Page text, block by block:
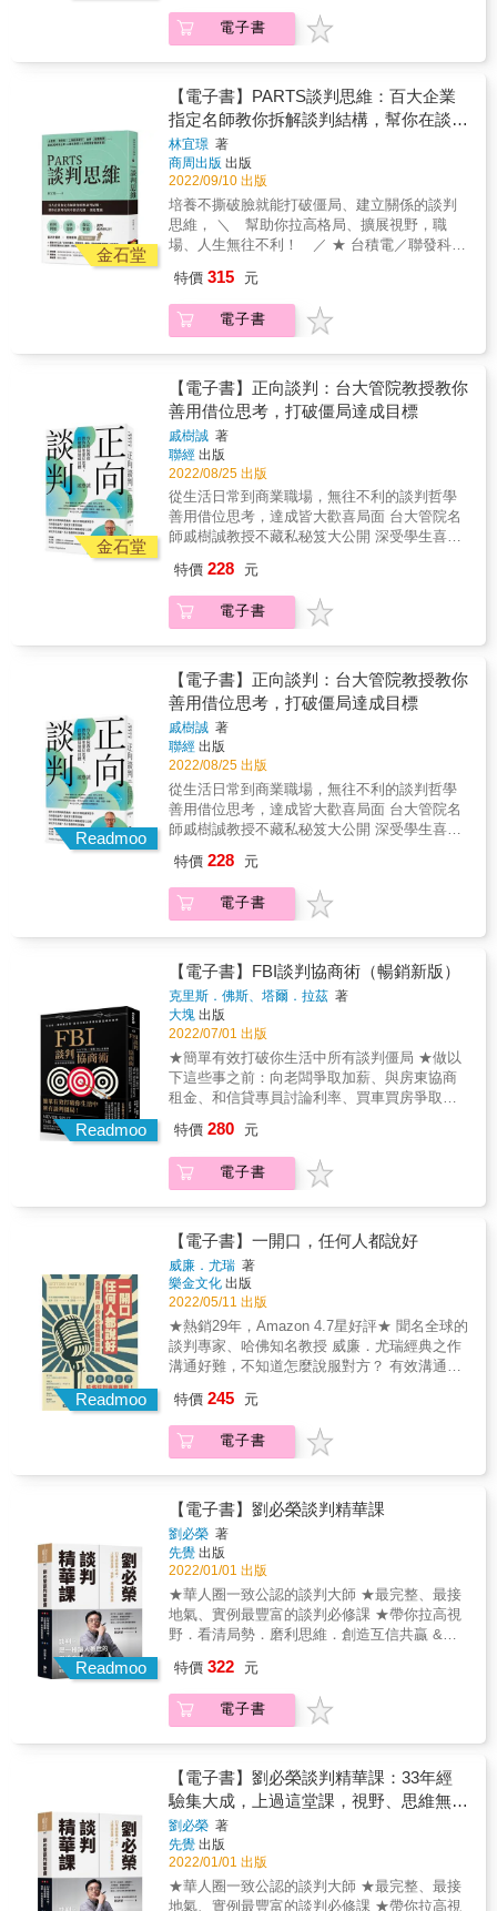
本書！）&&【本書特色】1.國際頂尖談判專家
第一手教學，讓你從餐桌到戰場，都能達成有
利的談判！《時代》雜誌曾指出，「如果你正
處於一場改變人生的關鍵談判，你會希望坐在
你身旁的就是賀伯．科恩！」賀伯身經千百
戰，談判資歷50年，更是美國三屆總統御用談
判智囊。現在，你有機會從他身上學到談判的
精髓！他的經驗和專業知識將幫助你在談判桌
上占據主導位置，迎來更大的成功。&2. 大師
級50年談判經驗淬鍊出的談判原則全收錄●談判
的三個關鍵變數●該不該談判的重要提問●讓你
談出優勢的最佳攻略●你可以在談判中善用的14
種力量●規劃與掌握談判的最佳時程●如何找到
贏得談判的蛛絲馬跡●認出非輸即贏的談判手
法，避免受害●對手也可以是盟友，只要滿足對
方需求●如何達成讓雙方都滿意的談判雙贏●電
贏面大增&3.談判不是硬梆梆的文字話術，而是
活生生的心理戰術透過許多近在眼前的生活案
例，教你如何充分準備並制定有效的談判策
略，同時在談判過程中保持冷靜和自信。你將
學會應對各種複雜情境，包括對手的挑戰、僵
局的突破，以及將談判價值最大化的技巧。無
論是商業談判抑或日常生活中的協商，這些技
巧都將讓你成為一位不僅優秀且富同理心的談
判高手！&&【Amazon讀者好評推薦】「正如
賀伯所指出的，我們在生活中無所不談判！如
少。如果你想成為一位出色、甚至是優秀的談
判者，請閱讀這本書！我向每個人推薦它，而
且自從我的女兒們學會說話起，我就一直向她
情了！這是一本既有趣又充滿實用訊息的好
書！」──Judson Somerville MD review
rank&「這本書讓談判這門學問變得基本易懂且
可以融入日常生活。我們經常進行談判，無論
是決定晚餐去哪裡、爭取商店的折扣還是爭取
加薪。其中的關鍵要點是：盡力理解對方想要
什麼，讓對方投入談判過程並將其個人化。整
體來說，這是一本很棒的書。」──匿名讀者
的思維框架中的人，無論你的信念如何根深柢
固，這本書都能讓你打開眼界，幫助你獲得比
以往更大的成就。它不僅教導了我們，在看似
刻在石頭上的事情中，當你弄清對方真正想要
新審視自己能為談判帶來什麼。每個人都應該
擁有這本書，以便不斷參考。」──Claudia
Strasbaugh
★ 從商業實戰到生活應用，最強分析工具「談
判計畫表」，幫你精準診斷每一次談判 好評推
創意執行長／先勢集團共同創辦人 蘇益賢｜臨
床心理師 ▍談判不是拚輸贏，而是好好喬事情
你對談判的印象是什麼呢？是針鋒相對、互不
相讓？還是爾虞我詐、心懷鬼胎？談判，並非
一定得要殺氣騰騰、無所不用其極只為了從對
方嘴裡多搶下一塊肉來。談判，是透過溝通和
交換，讓彼此生活變得更美好。學習談判，不
是為了佔人便宜，而是希望皆大歡喜。 ▍為什
麼應該多多談、主動談、好好談？ ◆ 該談卻沒
談的狀況比想像的多得多 ◆ 好好談不是穩贏，
下來的每一分錢都是淨利 ◆ 談判是機器無法取
代的關鍵能力 ◆ 談判讓你重新找回對生活的控
制權 ▍利用PARTS談判思維幫助你拆解、解決
與、有決定權的又是誰 ◆ A（談判籌碼）│參
與談判能帶來什麼價值、離開談判又有什麼損
失 ◆ R（規則） &│談判依循什麼規則、規
則由誰決定、規則是否能改變 ◆ T（戰
術） &│想要改變結果，得改變事實或是改
變認知 ◆ S（議題） &│議題多元才更有機
會達成雙贏 ▍PARTS思維不僅能在談判時派上
用場，也同樣可以運用在生活上的各種疑難雜
好！ &
電子書
金石堂
【電子書】PARTS談判思維：百大企業
指定名師教你拆解談判結構，幫你在談判
攻防中搶佔先機、創造雙贏
林宜璟 著
商周出版 出版
2022/09/10 出版
培養不撕破臉就能打破僵局、建立關係的談判
思維， ＼ 幫助你拉高格局、擴展視野，職
場、人生無往不利！ ／ ★ 台積電／聯發科／
超過300家企業、上萬名專業人士親身實證！
★ 從商業實戰到生活應用，最強分析工具「談
判計畫表」，幫你精準診斷每一次談判 好評推
創意執行長／先勢集團共同創辦人 蘇益賢｜臨
床心理師 ▍談判不是拚輸贏，而是好好喬事情
你對談判的印象是什麼呢？是針鋒相對、互不
相讓？還是爾虞我詐、心懷鬼胎？談判，並非
一定得要殺氣騰騰、無所不用其極只為了從對
方嘴裡多搶下一塊肉來。談判，是透過溝通和
交換，讓彼此生活變得更美好。學習談判，不
是為了佔人便宜，而是希望皆大歡喜。 ▍為什
麼應該多多談、主動談、好好談？ ◆ 該談卻沒
談的狀況比想像的多得多 ◆ 好好談不是穩贏，
下來的每一分錢都是淨利 ◆ 談判是機器無法取
代的關鍵能力 ◆ 談判讓你重新找回對生活的控
制權 ▍利用PARTS談判思維幫助你拆解、解決
與、有決定權的又是誰 ◆ A（談判籌碼）│參
與談判能帶來什麼價值、離開談判又有什麼損
失 ◆ R（規則） &│談判依循什麼規則、規
則由誰決定、規則是否能改變 ◆ T（戰
術） &│想要改變結果，得改變事實或是改
變認知 ◆ S（議題） &│議題多元才更有機
會達成雙贏 ▍PARTS思維不僅能在談判時派上
用場，也同樣可以運用在生活上的各種疑難雜
好！ &
特價 315 元
電子書
金石堂
【電子書】正向談判：台大管院教授教你
善用借位思考，打破僵局達成目標
戚樹誠 著
聯經 出版
2022/08/25 出版
從生活日常到商業職場，無往不利的談判哲學
善用借位思考，達成皆大歡喜局面 台大管院名
師戚樹誠教授不藏私秘笈大公開 深受學生喜
我日常之間。 不論在職場開口加薪、買賣議價
或是人際相處上， 用彈性靈活的方式運用談判
理論，就能創造令人驚訝的理想結果！ 戚樹誠
入，指引何謂正向談判！ 《正向談判》從談判
策略與技巧、影響談判的個人因素到情境態
勢，將協商談判從一種「談判術」、「對立」
的層次，提升至「價值創造」、「互利共容」
的境界，並帶你成為一位真誠領導者。 ▍【善
用互惠原則，得到你應得的餅】 設定好底線，
在對方讓步時也做出相對應的回應，進而達成
交易。 ▍【一起把餅做大，你好我好大家都
好】 不要放棄整合的機會，善用權宜合約打破
僵局。 ▍【自己談不來，就尋求幫助】 找代理
方。 ▍【按捺不住心中怒火，請一定要穩定情
緒】 不要讓生氣的談判對手得逞，將對方的攻
擊目標轉移，化解一觸即發的戰況。 ● 「談判
場實例，讓讀者身歷其境所述的理論與知識。
● 淺顯易懂且系統性地介紹談判基本觀念，釐
清談判的概念，不被話術所迷惑。 ● 寫給最具
人情味的台灣人，不是要咄咄逼人，而是有創
意的協商。 ◤本書適用於所有人，談判新手也
不用害怕。學會談判技巧、能夠說服他人並獲
取所需，在與人溝通上將更有自信與把握。◢
特價 228 元
電子書
Readmoo
【電子書】正向談判：台大管院教授教你
善用借位思考，打破僵局達成目標
戚樹誠 著
聯經 出版
2022/08/25 出版
從生活日常到商業職場，無往不利的談判哲學
善用借位思考，達成皆大歡喜局面 台大管院名
師戚樹誠教授不藏私秘笈大公開 深受學生喜
我日常之間。 不論在職場開口加薪、買賣議價
或是人際相處上， 用彈性靈活的方式運用談判
理論，就能創造令人驚訝的理想結果！ 戚樹誠
入，指引何謂正向談判！ 《正向談判》從談判
策略與技巧、影響談判的個人因素到情境態
勢，將協商談判從一種「談判術」、「對立」
的層次，提升至「價值創造」、「互利共容」
的境界，並帶你成為一位真誠領導者。 ▍【善
用互惠原則，得到你應得的餅】 設定好底線，
在對方讓步時也做出相對應的回應，進而達成
交易。 ▍【一起把餅做大，你好我好大家都
好】 不要放棄整合的機會，善用權宜合約打破
人必須確定雙方目標相同，充分溝通與信任對
方。 ▍【按捺不住心中怒火，請一定要穩定情
緒】 不要讓生氣的談判對手得逞，將對方的攻
情境劇場」模擬各種談判情境，用沉浸式小劇
場實例，讓讀者身歷其境所述的理論與知識。
● 淺顯易懂且系統性地介紹談判基本觀念，釐
清談判的概念，不被話術所迷惑。 ● 寫給最具
人情味的台灣人，不是要咄咄逼人，而是有創
意的協商。 ◤本書適用於所有人，談判新手也
不用害怕。學會談判技巧、能夠說服他人並獲
特價 228 元
電子書
Readmoo
【電子書】FBI談判協商術（暢銷新版）
克里斯．佛斯、塔爾．拉茲 著
大塊 出版
2022/07/01 出版
★簡單有效打破你生活中所有談判僵局 ★做以
下這些事之前：向老闆爭取加薪、與房東協商
租金、和信貸專員討論利率、買車買房爭取折
&hellip;&hellip;一定要先看過本書，它將為你帶
來數百倍以上的回報。 ★熱銷全球，萬千讀者
親身實證有效的談判技巧 ★Amazon、華爾街
略，為什麼總是臨陣失靈？因為人類是不理性
的動物。談判沒有「公平」這回事；妥協是最
糟的談判──這些違反人類直覺的策略，並不是
在學院課堂裡討論出來的，而是FBI用來與世界
各地的綁匪、犯罪份子打交道，務求人質全身
而退的寶貴實戰經驗。而這些策略，在日常的
工作場合、家中也都適用。 本書作者克里斯‧佛
斯（Chris Voss）為身經百戰的人質談判專
家，也是全球頂尖商學院得獎教師，他原先在
來一路爬昇成為FBI首席國際綁架談判專家，
FBI可以隨時布署一萬名探員，但只有一人能擔
任國際綁架事件首席談判專家，而佛斯就曾多
中，佛斯將帶領你進入高風險談判的世界，並
進入FBI的談判思維，他們是如何運用這些協商
技巧，打贏每一場絕不能輸的仗，拯救生命，
並避免災難性事件發生。 在這本實用指南中分
享了九個基本原則，乍看違反人性直覺，卻簡
單有效，光是改變說話的語氣、調整向對方提
出的問題類型，就能令局勢翻轉，人生再也沒
驗，無數人士實證有效。既有刺激的FBI辦案故
事，場景有海地的黑幫街頭，也有紐約布魯克
林險些釀成悲劇的銀行搶案；也有企業客戶如
人父母者也靠著佛斯的方法搞定孩子。無論你
是家庭主婦，或是跨國企業執行長，只要需要
溝通的地方，就需要談判的技巧。 佛斯曾經歷
並參與完善和徹底改變聯邦調查局談判過程，
現在他可以幫助讀者在自己的生活中做同樣的
事情。「綁匪其實跟商品交易員沒什麼兩樣，
在這兩種情況下，你不是主動出擊，就是等著
特價 280 元
電子書
Readmoo
【電子書】一開口，任何人都說好
威廉．尤瑞 著
樂金文化 出版
2022/05/11 出版
★熱銷29年，Amazon 4.7星好評★ 聞名全球的
談判專家、哈佛知名教授 威廉．尤瑞經典之作
溝通好難，不知道怎麼說服對方？ 有效溝通說
方各持己見、僵持不下的情況。 & 夫妻為了家
務分工、家庭支出吵架，誰也不讓誰。 難纏的
客戶提出無理要求，還威脅要找你老闆。 努力
識？ 讓哈佛「談判專家」幫你，一開口，每個
人都說好！ & ✓同樣是說話，為什麼我們總是
被拒絕？ & 想要另一半幫忙分擔家事，卻總是
被拒絕；想要跟老闆談加薪，卻總是不順利；
想要孩子乖乖寫作業，卻總是調皮搗蛋
&hellip;&hellip; 當你說的話或是提議被對方拒
絕，通常是因為以下幾種狀況： & 1. 你或對方
都以直接的情緒做反應，雙方都在不理智的情
況下，進而無法溝通。 2. 對方認為你沒有用心
認定你不能理解他的感受。 3. 你或對方都沒有
專注在解決問題上，因此雙方的對話是無效
的。 4. 對方對你處於高度的戒備，不願意與你
係，因此拒絕接受你的提議。 & 這些原因，往
往讓你得到的回答都是「不！」 & ✓有什麼方
法可以讓你一開口，任何人都說「好！」 & 35
年經驗談判專家，教你5個立即有效的超強步
驟： & ◎第一步：不要回應，走進包廂冷靜 首
先，要控制自己的行為。當局勢緊繃，衝突一
觸即發的時候，不要回應對方的情緒，你必須
特價 245 元
電子書
Readmoo
【電子書】劉必榮談判精華課
劉必榮 著
先覺 出版
2022/01/01 出版
★華人圈一致公認的談判大師 ★最完整、最接
地氣、實例最豐富的談判必修課 ★帶你拉高視
野．看清局勢．磨利思維．創造互信共贏 &
做大， 使所有的衝突都像和風細雨一樣，輕鬆
解決。』──劉必榮 & 找工作、談薪資、商業合
作、人際衝突、看懂國際情勢&hellip;&hellip;
談判的殿堂， 貫通理論與實務，成為遊刃有餘
的談判高手！ & 談判不只是技巧，它也是一種
思維方式，更是一種「贏者不全贏、輸者不全
輸」的素養。談判不只是用來殺價或買賣，更
多的時候，它在幫我們建立關係、解決衝突，
為事情找到最佳解方。學習談判，就是學習雙
贏的做法。 & 劉必榮教授專研談判理論，並致
特價 322 元
電子書
【電子書】劉必榮談判精華課：33年經
驗集大成，上過這堂課，視野、思維無限
寬廣
劉必榮 著
先覺 出版
2022/01/01 出版
★華人圈一致公認的談判大師 ★最完整、最接
地氣、實例最豐富的談判必修課 ★帶你拉高視